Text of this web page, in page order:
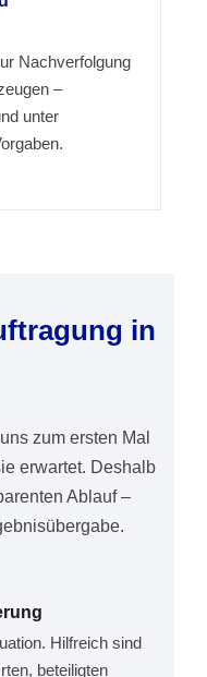
Nachverfolgung
–
unter
in
zum ersten Mal
erwartet. Deshalb
Ablauf –
Hilfreich sind
beteiligten